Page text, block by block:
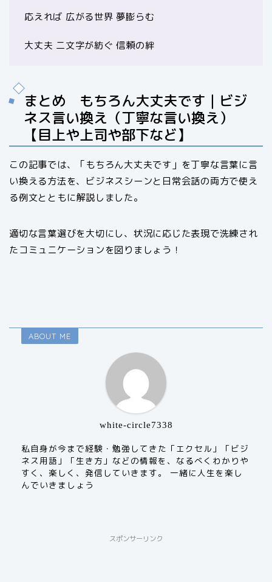
応えれば 広がる世界 夢膨らむ
大丈夫 二文字が紡ぐ 信頼の絆
まとめ もちろん大丈夫です｜ビジ
ネス言い換え（丁寧な言い換え）
【目上や上司や部下など】
この記事では、「もちろん大丈夫です」を丁寧な言葉に言
い換える方法を、ビジネスシーンと日常会話の両方で使え
る例文とともに解説しました。
適切な言葉選びを大切にし、状況に応じた表現で洗練され
たコミュニケーションを図りましょう！
ABOUT ME
white-circle7338
私自身が今まで経験・勉強してきた「エクセル」「ビジ
ネス用語」「生き方」などの情報を、なるべくわかりや
すく、楽しく、発信していきます。 一緒に人生を楽し
んでいきましょう
スポンサーリンク